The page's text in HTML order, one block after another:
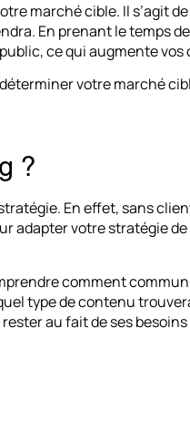
marché cible. Il s’agit
En prenant le temps
ce qui augmente vos
votre marché
?
En effet, sans
adapter votre stratégie
comment
type de contenu
au fait de ses